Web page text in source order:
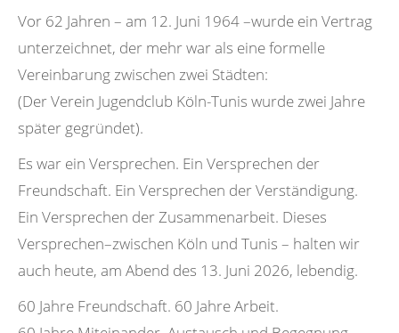
Vor 62 Jahren – am 12. Juni 1964 –wurde ein Vertrag
unterzeichnet, der mehr war als eine formelle
Vereinbarung zwischen zwei Städten:
(Der Verein Jugendclub Köln-Tunis wurde zwei Jahre
später gegründet).
Es war ein Versprechen. Ein Versprechen der
Freundschaft. Ein Versprechen der Verständigung.
Ein Versprechen der Zusammenarbeit. Dieses
Versprechen–zwischen Köln und Tunis – halten wir
auch heute, am Abend des 13. Juni 2026, lebendig.
60 Jahre Freundschaft. 60 Jahre Arbeit.